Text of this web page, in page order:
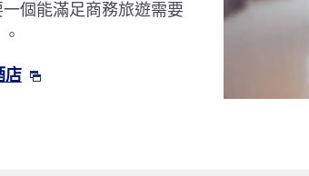
個能滿足商務旅遊需要
店